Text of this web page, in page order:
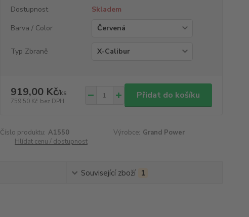
Dostupnost
Skladem
Barva / Color
Typ Zbraně
919,00 Kč/ks
759,50 Kč bez DPH
Přidat do košíku
Číslo produktu: A1550 Výrobce: Grand Power
Hlídat cenu / dostupnost
Související zboží 1